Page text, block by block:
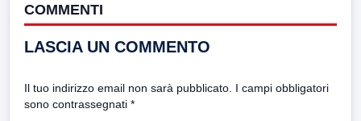
COMMENTI
LASCIA UN COMMENTO
Il tuo indirizzo email non sarà pubblicato. I campi obbligatori
sono contrassegnati *